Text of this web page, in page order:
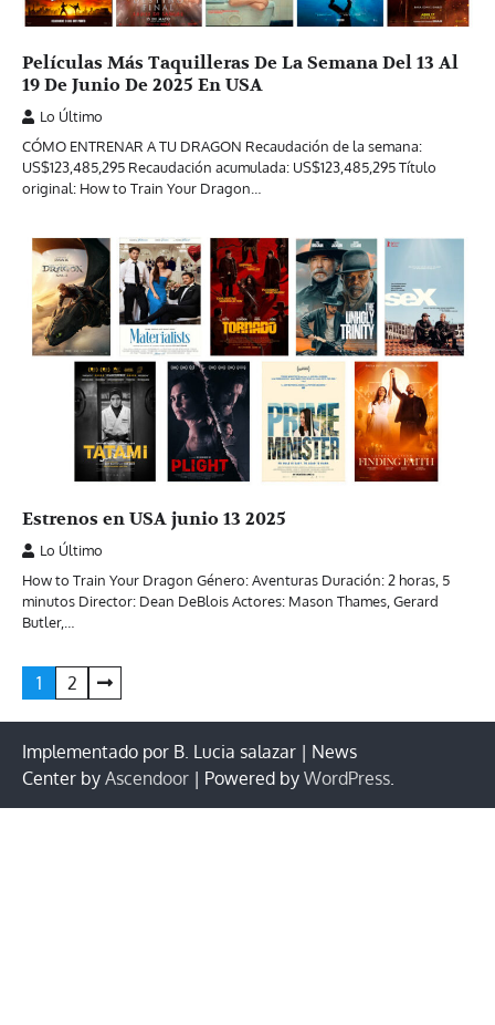
Películas Más Taquilleras De La Semana Del 13 Al
19 De Junio De 2025 En USA
Lo Último
CÓMO ENTRENAR A TU DRAGON Recaudación de la semana:
US$123,485,295 Recaudación acumulada: US$123,485,295 Título
original: How to Train Your Dragon…
Estrenos en USA junio 13 2025
Lo Último
How to Train Your Dragon Género: Aventuras Duración: 2 horas, 5
minutos Director: Dean DeBlois Actores: Mason Thames, Gerard
Butler,…
Paginación
de
entradas
1 2
Implementado por B. Lucia salazar | News
Center by Ascendoor | Powered by WordPress.